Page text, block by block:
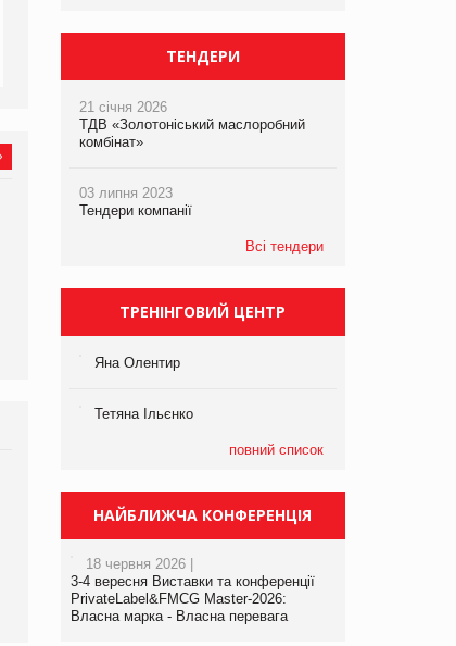
виробництва
компанії «УкраМарин»
Брагина Людмила
Просування компанії на
www.trademaster.ua.
правила. Особливості.
ТЕНДЕРИ
21 січня 2026
ТДВ «Золотоніський маслоробний
комбінат»
03 липня 2023
Тендери компанії
Всі тендери
ТРЕНІНГОВИЙ ЦЕНТР
Яна Олентир
Тетяна Ільєнко
повний список
НАЙБЛИЖЧА КОНФЕРЕНЦІЯ
18 червня 2026 |
3-4 вересня Виставки та конференції
PrivateLabel&FMCG Master-2026:
Власна марка - Власна перевага